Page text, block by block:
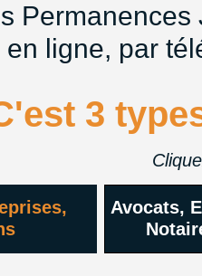
en ligne, par
3
Avocats,